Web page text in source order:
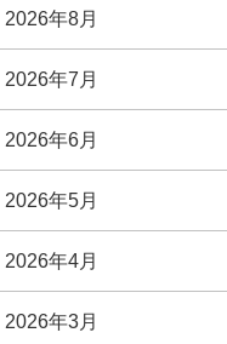
2026年8月
2026年7月
2026年6月
2026年5月
2026年4月
2026年3月